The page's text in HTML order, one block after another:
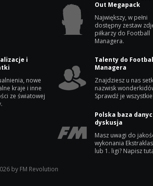
Out Megapack
Największy, w pełni
dostępny zestaw
piłkarzy do Football
Managera.
i
nowe
kraje i inne
ze światowej
Talenty do
Managera
Znajdziesz u nas
nazwisk
Sprawdź je
Polska baza
dyskusja
Masz uwagi do
wykonania
lub 1. ligi? Napisz
by FM Revolution